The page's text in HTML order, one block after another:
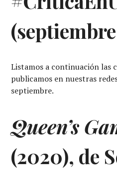
Listamos a continuación las
publicamos en nuestras
septiembre.
Queen’s
(2020), de